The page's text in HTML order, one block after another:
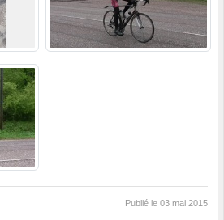
Publié le 03 mai 2015